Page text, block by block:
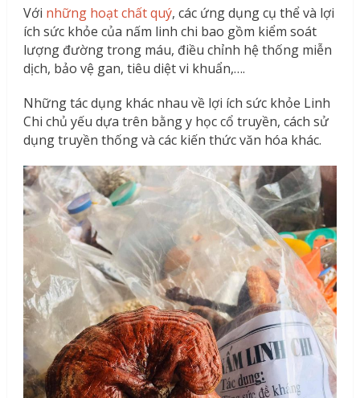
Với những hoạt chất quý, các ứng dụng cụ thể và lợi
ích sức khỏe của nấm linh chi bao gồm kiểm soát
lượng đường trong máu, điều chỉnh hệ thống miễn
dịch, bảo vệ gan, tiêu diệt vi khuẩn,….
Những tác dụng khác nhau về lợi ích sức khỏe Linh
Chi chủ yếu dựa trên bằng y học cổ truyền, cách sử
dụng truyền thống và các kiến ​​thức văn hóa khác.